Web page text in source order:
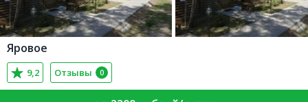
Яровое
9,2 Отзывы 0